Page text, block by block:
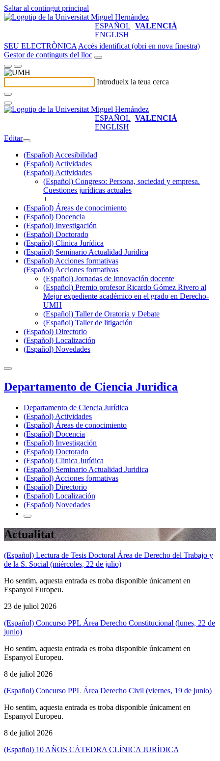
Saltar al contingut principal
ESPAÑOL VALENCIÀ
ENGLISH
SEU ELECTRÒNICA Accés identificat (obri en nova finestra)
Gestor de continguts del lloc
Introdueix la teua cerca
ESPAÑOL VALENCIÀ
ENGLISH
Editar
(Español) Accesibilidad
(Español) Actividades
(Español) Actividades
(Español) Congreso: Persona, sociedad y empresa.
Cuestiones jurídicas actuales
+
(Español) Áreas de conocimiento
(Español) Docencia
(Español) Investigación
(Español) Doctorado
(Español) Clinica Jurídica
(Español) Seminario Actualidad Juridica
(Español) Acciones formativas
(Español) Acciones formativas
(Español) Jornadas de Innovación docente
(Español) Premio profesor Ricardo Gómez Rivero al
Mejor expediente académico en el grado en Derecho-
UMH
(Español) Taller de Oratoria y Debate
(Español) Taller de litigación
(Español) Directorio
(Español) Localización
(Español) Novedades
Departamento de Ciencia Jurídica
Departamento de Ciencia Jurídica
(Español) Actividades
(Español) Áreas de conocimiento
(Español) Docencia
(Español) Investigación
(Español) Doctorado
(Español) Clinica Jurídica
(Español) Seminario Actualidad Juridica
(Español) Acciones formativas
(Español) Directorio
(Español) Localización
(Español) Novedades
Actualitat
(Español) Lectura de Tesis Doctoral Área de Derecho del Trabajo y
de la S. Social (miércoles, 22 de julio)
Ho sentim, aquesta entrada es troba disponible únicament en
Espanyol Europeu.
23 de juliol 2026
(Español) Concurso PPL Área Derecho Constitucional (lunes, 22 de
junio)
Ho sentim, aquesta entrada es troba disponible únicament en
Espanyol Europeu.
8 de juliol 2026
(Español) Concurso PPL Área Derecho Civil (viernes, 19 de junio)
Ho sentim, aquesta entrada es troba disponible únicament en
Espanyol Europeu.
8 de juliol 2026
(Español) 10 AÑOS CÁTEDRA CLÍNICA JURÍDICA